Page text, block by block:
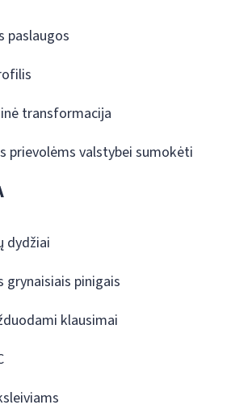
paslaugos
transformacija
prievolėms valstybei sumokėti
dydžiai
pinigais
klausimai